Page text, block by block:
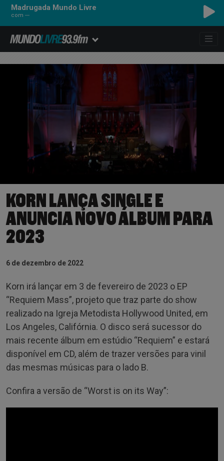
Madrugada Mundo Livre
com ---
KORN LANÇA SINGLE E
ANUNCIA NOVO ÁLBUM PARA
2023
6 de dezembro de 2022
Korn irá lançar em 3 de fevereiro de 2023 o EP
“Requiem Mass”, projeto que traz parte do show
realizado na Igreja Metodista Hollywood United, em
Los Angeles, Califórnia. O disco será sucessor do
mais recente álbum em estúdio “Requiem” e estará
disponível em CD, além de trazer versões para vinil
das mesmas músicas para o lado B.
Confira a versão de “Worst is on its Way”: